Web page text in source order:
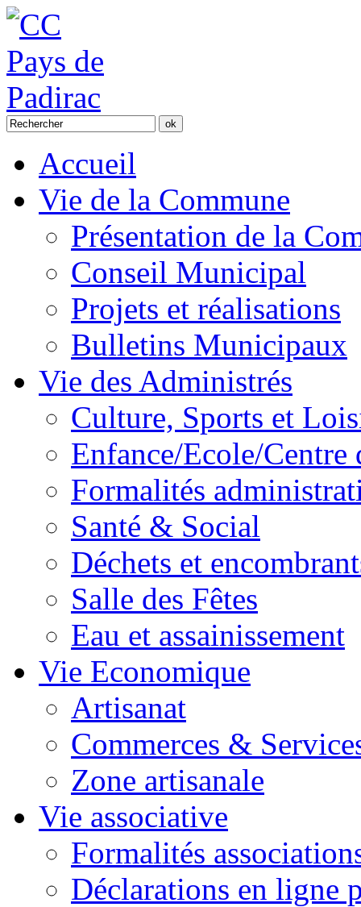
Accueil
Vie de la Commune
Présentation de la
Conseil Municipal
Projets et réalisations
Bulletins Municipaux
Vie des Administrés
Culture, Sports et
Enfance/Ecole/Centre
Formalités
Santé & Social
Déchets et
Salle des Fêtes
Eau et assainissement
Vie Economique
Artisanat
Commerces &
Zone artisanale
Vie associative
Formalités
Déclarations en ligne